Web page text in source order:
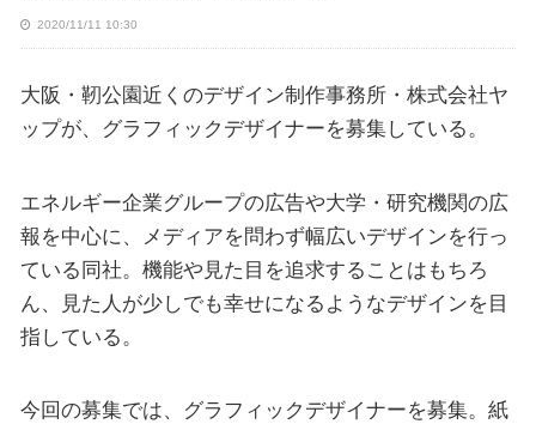
2020/11/11 10:30
大阪・靭公園近くのデザイン制作事務所・株式会社ヤ
ップが、グラフィックデザイナーを募集している。
エネルギー企業グループの広告や大学・研究機関の広
報を中心に、メディアを問わず幅広いデザインを行っ
ている同社。機能や見た目を追求することはもちろ
ん、見た人が少しでも幸せになるようなデザインを目
指している。
今回の募集では、グラフィックデザイナーを募集。紙